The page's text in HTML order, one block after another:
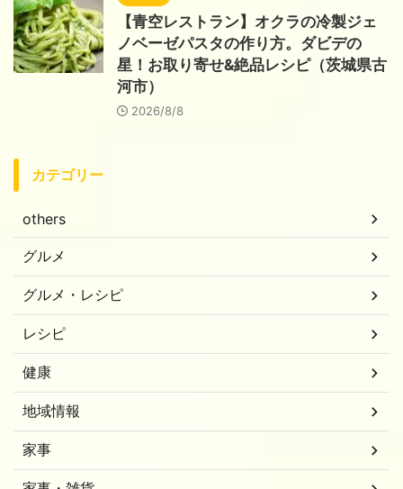
【青空レストラン】オクラの冷製ジェ
ノベーゼパスタの作り方。ダビデの
星！お取り寄せ&絶品レシピ（茨城県古
河市）
2026/8/8
カテゴリー
others
グルメ
グルメ・レシピ
レシピ
健康
地域情報
家事